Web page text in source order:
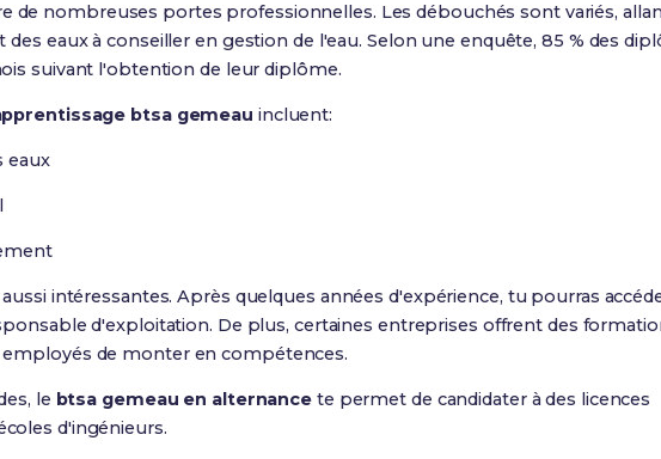
de nombreuses portes professionnelles. Les débouchés sont variés,
eaux à conseiller en gestion de l'eau. Selon une enquête, 85 % des
suivant l'obtention de leur diplôme.
btsa gemeau incluent:
eaux
intéressantes. Après quelques années d'expérience, tu pourras
d'exploitation. De plus, certaines entreprises offrent des
de monter en compétences.
le btsa gemeau en alternance te permet de candidater à des licences
d'ingénieurs.